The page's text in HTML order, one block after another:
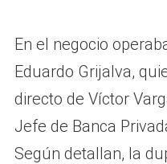
En el negocio
Eduardo Grijalva,
directo de Víctor
Jefe de Banca
Según detallan, la